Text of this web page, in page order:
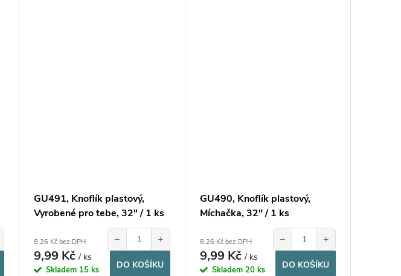
GU491, Knoflík plastový,
Vyrobené pro tebe, 32" / 1 ks
8,26 Kč bez DPH
9,99 Kč/ ks
Skladem 15 ks
− +
DO KOŠÍKU
GU490, Knoflík plastový,
Míchačka, 32" / 1 ks
8,26 Kč bez DPH
9,99 Kč/ ks
Skladem 20 ks
− +
DO KOŠÍKU